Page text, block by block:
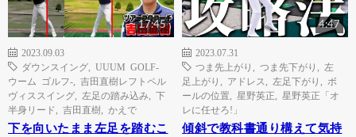
17:45
2023.09.03
ダウンスイング
UUUM GOLF-
ウーム ゴルフ-
吉田直樹レフトペル
ヴィススイング
左足の踏み込み
下
半身リード
吉田直樹 かえで
下を向いたまま左足を踏むこ
4:47
2023.07.31
つま先上がり
つま先下がり
左
足上がり
アドレス 左足下がり
ボ
ールの位置
星野英正
星野英正「オ
レに任せろ!」
傾斜で教科書通り構えて気持